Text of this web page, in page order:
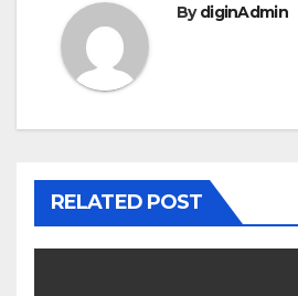
ビ
ゲ
ョ
ン
BydiginAdmin
RELATED POST